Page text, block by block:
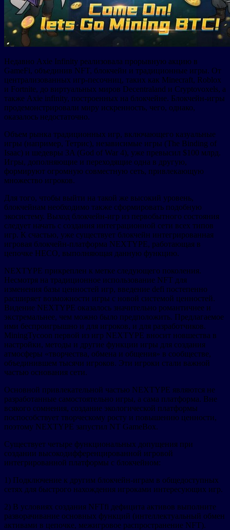
Недавно Axie Infinity реализовала прорывную акцию в
GameFi, объединив NFT, блокчейн и традиционные игры. От
централизованных игр-песочниц, таких как Minecraft, Roblox
и Fortnite, до виртуальных миров Decentraland и Cryptovoxels, а
также Axie infinity, построенных на блокчейне. Блокчейн-игры
продемонстрировали миру искренность, чего, однако,
оказалось недостаточно.
Объем рынка традиционных игр, включающего казуальные
игры (например, Тетрис), независимые игры (The Binding of
Isaac) и шедевры 3A (God of War 4), уже превысил $100 млрд.
Игры, дополняющие и переходящие одна в другую,
формируют огромную совместную сеть, привлекающую
множество игроков.
Для того, чтобы выйти на такой же высокий уровень,
блокчейнам необходимо также сформировать подобную
экосистему. Выход блокчейн-игр из первобытного состояния
следует начать с создания интеграционной сети всех типов
игр. К счастью, уже существует блокчейн интегрированная
игровая блокчейн-платформа NEXTYPE, работающая в
цепочке НЕСО, выполняющая данную функцию.
NEXTYPE прикреплен к метке следующего поколения.
Несмотря на традиционное использование NFT для
изменения базы ценностей игр, введение defi постепенно
расширяет возможности игры с новой системой ценностей.
Видение NEXTYPE оказалось значительно романтичнее и
экстремальнее, чем можно было предположить. Предлагаемое
ими беспроигрышно и для игроков, и для разработчиков.
MiningTycoon первой из игр NEXTYPE вносит новшества в
настройки, методы и другие функции игры для создания
атмосферы «творчества, обмена и общения» в сообществе,
объединившем тысячи игроков. Эти игроки стали важной
частью основания сети.
Основной привлекательной частью NEXTYPE являются не
разработанные самостоятельно игры, а сама платформа. Вне
всякого сомнения, создание экологической платформы
поспособствует творческому росту и повышению ценности,
поэтому NEXTYPE запустил NT GameBox.
Существует четыре функциональных допущения при
создании высокодифференцированной игровой
интегрированной платформы с блокчейном:
1) Подключение к другим блокчейн-играм в общедоступных
сетях для быстрого нахождения игроками интересующих игр.
2) В условиях создания NFTfi дефицита активов выполните
разворачивание основных функций (интеллектуальный обмен
активами в цепочке, межигровое распространение NFT).